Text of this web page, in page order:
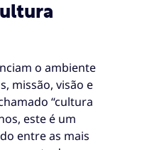
o ambiente
missão, visão e
“cultura
este é um
entre as mais